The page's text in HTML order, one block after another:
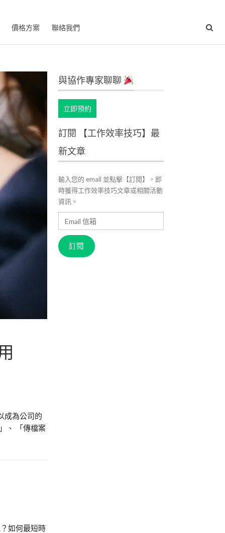
價格方案 聯絡我們
成為公司的
、 「傳檔案
如何最短時
與協作專家聊聊
立即預約
訂閱 【工作效率技巧】最
新文章
輸入您的 email 並點擊【訂閱】，即
時獲得工作效率技巧文章或相關活動
資訊。
信
箱
訂閱